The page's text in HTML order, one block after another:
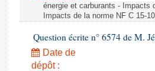
énergie et carburants - Impacts
Impacts de la norme NF C 15-
Question écrite n° 6574 de M.
Date de
dépôt :